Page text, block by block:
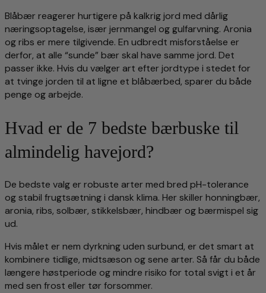
Blåbær reagerer hurtigere på kalkrig jord med dårlig
næringsoptagelse, især jernmangel og gulfarvning. Aronia
og ribs er mere tilgivende. En udbredt misforståelse er
derfor, at alle “sunde” bær skal have samme jord. Det
passer ikke. Hvis du vælger art efter jordtype i stedet for
at tvinge jorden til at ligne et blåbærbed, sparer du både
penge og arbejde.
Hvad er de 7 bedste bærbuske til
almindelig havejord?
De bedste valg er robuste arter med bred pH-tolerance
og stabil frugtsætning i dansk klima. Her skiller honningbær,
aronia, ribs, solbær, stikkelsbær, hindbær og bærmispel sig
ud.
Hvis målet er nem dyrkning uden surbund, er det smart at
kombinere tidlige, midtsæson og sene arter. Så får du både
længere høstperiode og mindre risiko for total svigt i et år
med sen frost eller tør forsommer.